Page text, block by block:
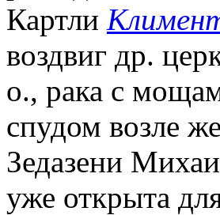
Картли
воздвиг др.
о., рака с
спудом возле
Зедазени
уже открыта